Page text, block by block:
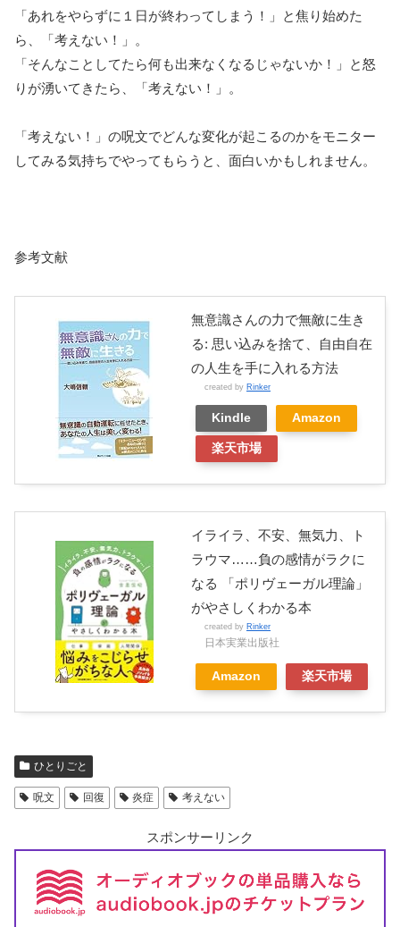
「あれをやらずに１日が終わってしまう！」と焦り始めた
ら、「考えない！」。
「そんなことしてたら何も出来なくなるじゃないか！」と怒
りが湧いてきたら、「考えない！」。
「考えない！」の呪文でどんな変化が起こるのかをモニター
してみる気持ちでやってもらうと、面白いかもしれません。
参考文献
無意識さんの力で無敵に生き
る: 思い込みを捨て、自由自在
の人生を手に入れる方法
created by Rinker
Kindle Amazon
楽天市場
イライラ、不安、無気力、ト
ラウマ……負の感情がラクに
なる 「ポリヴェーガル理論」
がやさしくわかる本
created by Rinker
日本実業出版社
Amazon 楽天市場
ひとりごと
呪文 回復 炎症 考えない
スポンサーリンク